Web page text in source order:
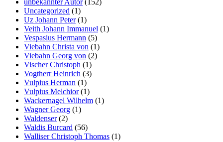
unbekannter Autor(152)
Uncategorized (1)
Uz Johann Peter(1)
Veith Johann Immanuel (1)
Vespasius Hermann (5)
Viebahn Christa von (1)
Viebahn Georg von (2)
Vischer Christoph (1)
Vogtherr Heinrich (3)
Vulpius Herman (1)
Vulpius Melchior(1)
Wackernagel Wilhelm (1)
Wagner Georg (1)
Waldenser(2)
Waldis Burcard (56)
Walliser Christoph Thomas (1)